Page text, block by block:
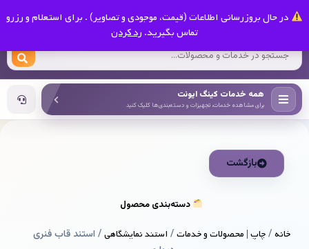
در حال بروزرسانی اطلاعات (قیمت، موجودی و تصاویر) . برای استعلام و رزرو
تماس بگیرید. رد کردن
کینگ ایونت
همه خدمات کینگ ایونت
برای مشاهده خدمات، تجهیزات و دسته‌بندی‌ها کلیک کنید
بازگشت
دسته‌بندی محصول
خانه/چاپ | محصولات و خدمات/ استند نمایشگاهی/ استند قاب فنری